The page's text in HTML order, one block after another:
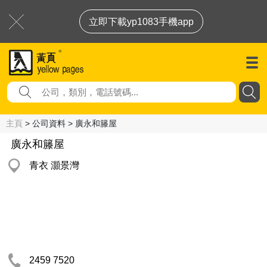
立即下載yp1083手機app
主頁 > 公司資料 > 廣永和籐屋
廣永和籐屋
青衣 灝景灣
2459 7520